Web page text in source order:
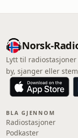
Norsk-
Lytt til
by, sjanger eller
BLA GJENNOM
Radiostasjoner
Podkaster